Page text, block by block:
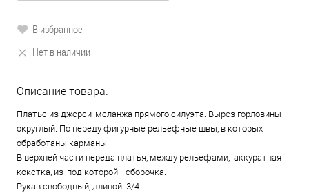
В избранное
Нет в наличии
Описание товара:
Платье из джерси-меланжа прямого силуэта. Вырез горловины
округлый. По переду фигурные рельефные швы, в которых
обработаны карманы.
В верхней части переда платья, между рельефами, аккуратная
кокетка, из-под которой - сборочка.
Рукав свободный, длиной 3/4.